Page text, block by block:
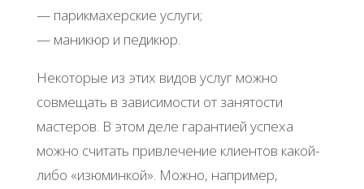
— парикмахерские услуги;
— маникюр и педикюр.
Некоторые из этих видов услуг можно
совмещать в зависимости от занятости
мастеров. В этом деле гарантией успеха
можно считать привлечение клиентов какой-
либо «изюминкой». Можно, например,